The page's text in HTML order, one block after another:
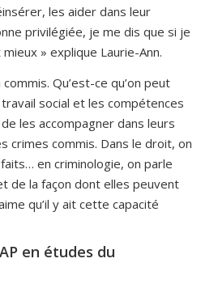
les aider dans leur
privilégiée, je me dis que si je
» explique Laurie-Ann.
Qu’est-ce qu’on peut
social et les compétences
les accompagner dans leurs
crimes commis. Dans le droit, on
en criminologie, on parle
de la façon dont elles peuvent
qu’il y ait cette capacité
en études du